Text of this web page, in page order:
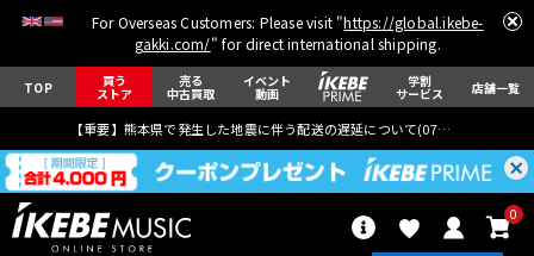
For Overseas Customers: Please visit "https://global.ikebe-
gakki.com/" for direct international shipping.
TOP 買う
ストア
売る
中古買取
イベント
動画
学割
サービス 店舗一覧
【重要】熊本県で発生した地震に伴う配送の遅延について(07月29日
0